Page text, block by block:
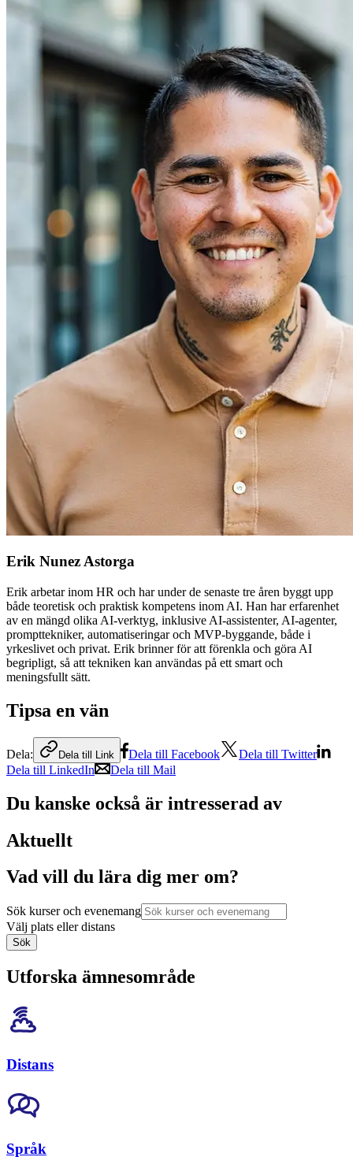
Erik Nunez Astorga
Erik arbetar inom HR och har under de senaste tre åren byggt upp
både teoretisk och praktisk kompetens inom AI. Han har erfarenhet
av en mängd olika AI-verktyg, inklusive AI-assistenter, AI-agenter,
prompttekniker, automatiseringar och MVP-byggande, både i
yrkeslivet och privat. Erik brinner för att förenkla och göra AI
begripligt, så att tekniken kan användas på ett smart och
meningsfullt sätt.
Tipsa en vän
Dela: Dela till Link Dela till Facebook
Dela till Twitter
Dela till LinkedIn
Dela till Mail
Du kanske också är intresserad av
Aktuellt
Vad vill du lära dig mer om?
Sök kurser och evenemang
Välj plats eller distans
Sök
Utforska ämnesområde
Distans
Språk